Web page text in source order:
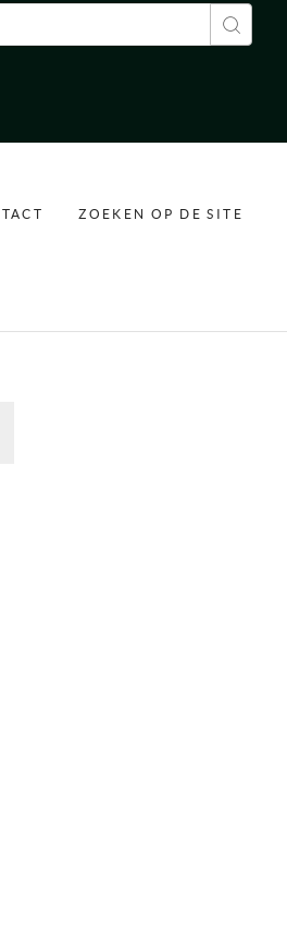
ZOEKEN OP DE SITE